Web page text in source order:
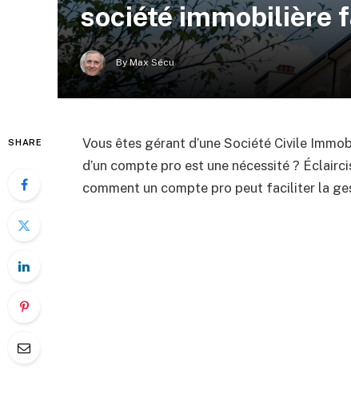
société immobilière
By Max Sécu
SHARE
Vous êtes gérant d’une Société Civile
d’un compte pro est une nécessité ?
comment un compte pro peut faciliter la